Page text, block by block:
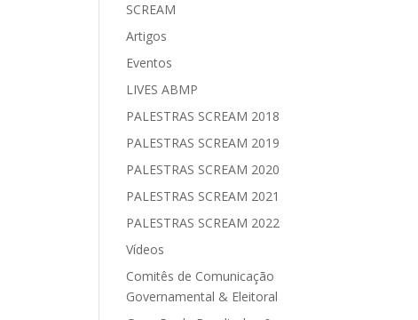
SCREAM
Artigos
Eventos
LIVES ABMP
PALESTRAS SCREAM 2018
PALESTRAS SCREAM 2019
PALESTRAS SCREAM 2020
PALESTRAS SCREAM 2021
PALESTRAS SCREAM 2022
Vídeos
Comitês de Comunicação
Governamental & Eleitoral